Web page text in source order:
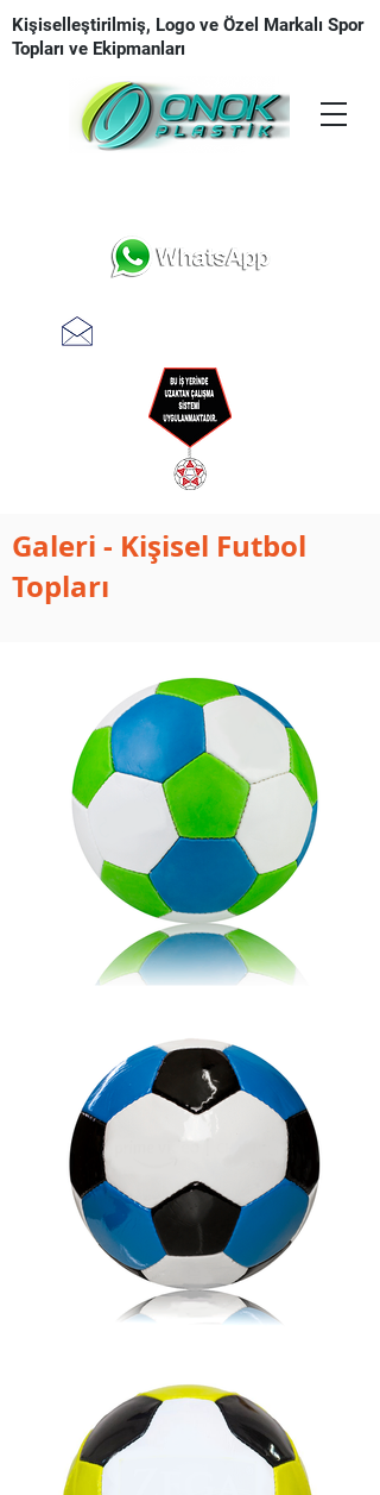
Kişiselleştirilmiş, Logo ve Özel Markalı Spor
Topları ve Ekipmanları
teklifal @ onokplastik.com
Galeri - Kişisel Futbol
Topları